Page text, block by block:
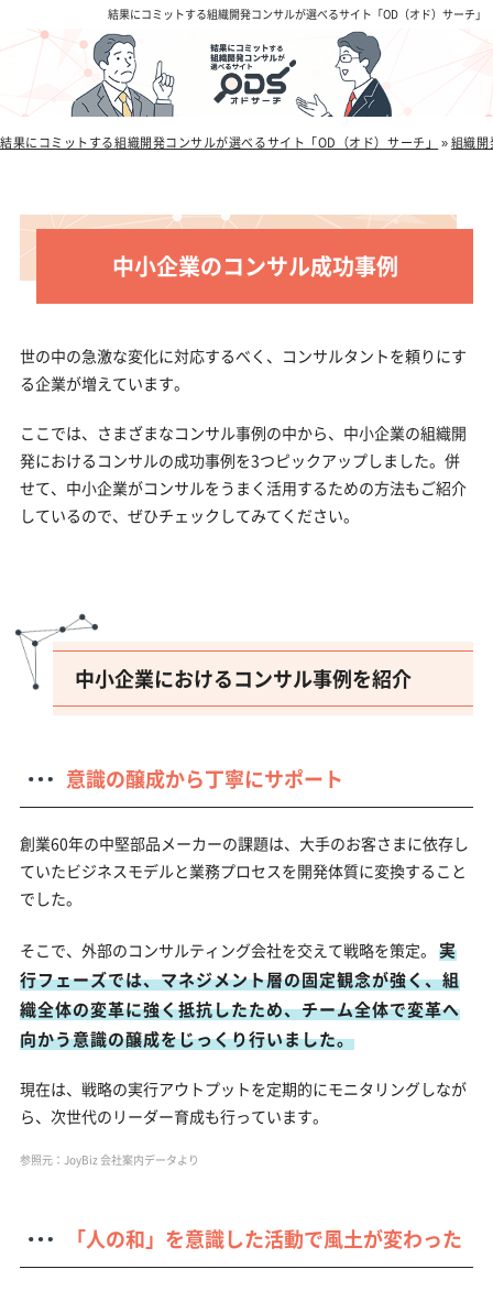
結果にコミットする組織開発コンサルが選べるサイト「OD（オド）サーチ」
結果にコミットする組織開発コンサルが選べるサイト「OD（オド）サーチ」 »組織開
中小企業のコンサル成功事例
世の中の急激な変化に対応するべく、コンサルタントを頼りにす
る企業が増えています。
ここでは、さまざまなコンサル事例の中から、中小企業の組織開
発におけるコンサルの成功事例を3つピックアップしました。併
せて、中小企業がコンサルをうまく活用するための方法もご紹介
しているので、ぜひチェックしてみてください。
中小企業におけるコンサル事例を紹介
意識の醸成から丁寧にサポート
創業60年の中堅部品メーカーの課題は、大手のお客さまに依存し
ていたビジネスモデルと業務プロセスを開発体質に変換すること
でした。
そこで、外部のコンサルティング会社を交えて戦略を策定。 実
行フェーズでは、マネジメント層の固定観念が強く、組
織全体の変革に強く抵抗したため、チーム全体で変革へ
向かう意識の醸成をじっくり行いました。
現在は、戦略の実行アウトプットを定期的にモニタリングしなが
ら、次世代のリーダー育成も行っています。
参照元：JoyBiz 会社案内データより
「人の和」を意識した活動で風土が変わった